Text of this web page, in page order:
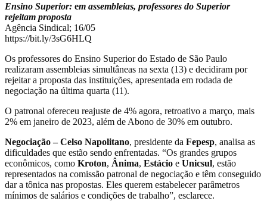
Ensino Superior: em assembleias, professores do Superior
rejeitam proposta
Agência Sindical; 16/05
https://bit.ly/3sG6HLQ
Os professores do Ensino Superior do Estado de São Paulo
realizaram assembleias simultâneas na sexta (13) e decidiram por
rejeitar a proposta das instituições, apresentada em rodada de
negociação na última quarta (11).
O patronal ofereceu reajuste de 4% agora, retroativo a março, mais
2% em janeiro de 2023, além de Abono de 30% em outubro.
Negociação – Celso Napolitano, presidente da Fepesp, analisa as
dificuldades que estão sendo enfrentadas. “Os grandes grupos
econômicos, como Kroton, Ânima, Estácio e Unicsul, estão
representados na comissão patronal de negociação e têm conseguido
dar a tônica nas propostas. Eles querem estabelecer parâmetros
mínimos de salários e condições de trabalho”, esclarece.